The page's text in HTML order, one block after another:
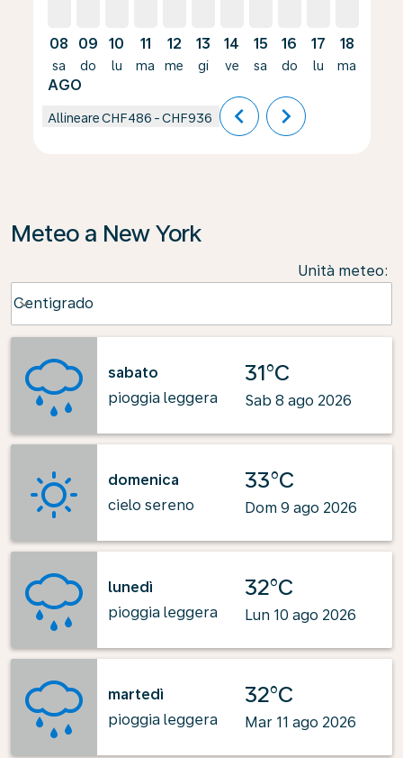
08
sa
AGO
09
do
10
lu
11
ma
12
me
13
gi
14
ve
15
sa
16
do
17
lu
18
ma
AllineareCHF486 -CHF936 chevron_left chevron_right
Meteo a New York
Unità meteo:
Centigrado
keyboard_arrow_down
sabato
pioggia leggera
31°C
Sab 8 ago 2026
domenica
cielo sereno
33°C
Dom 9 ago 2026
lunedì
pioggia leggera
32°C
Lun 10 ago 2026
martedì
pioggia leggera
32°C
Mar 11 ago 2026